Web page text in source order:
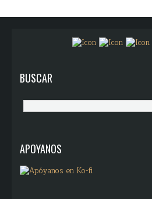
BUSCAR
APOYANOS